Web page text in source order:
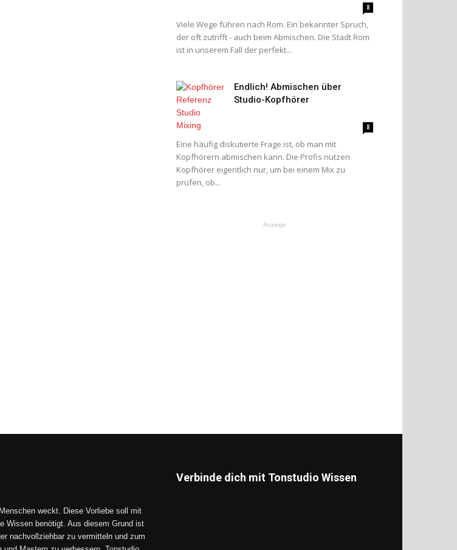
8
Viele Wege führen nach Rom. Ein bekannter Spruch,
der oft zutrifft - auch beim Abmischen. Die Stadt Rom
ist in unserem Fall der perfekt...
Endlich! Abmischen über
Studio-Kopfhörer
8
Eine häufig diskutierte Frage ist, ob man mit
Kopfhörern abmischen kann. Die Profis nutzen
Kopfhörer eigentlich nur, um bei einem Mix zu
prüfen, ob...
Anzeige
weckt. Diese Vorliebe soll mit
Wissen benötigt. Aus diesem Grund ist
nachvollziehbar zu vermitteln und zum
Verbinde dich mit Tonstudio Wissen